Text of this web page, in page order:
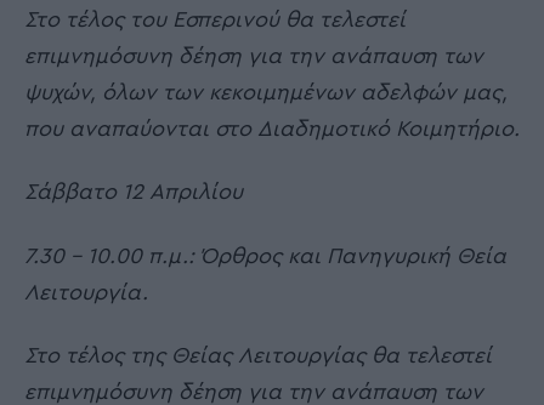
Στο τέλος του Εσπερινού θα τελεστεί
επιμνημόσυνη δέηση για την ανάπαυση των
ψυχών, όλων των κεκοιμημένων αδελφών μας,
που αναπαύονται στο Διαδημοτικό Κοιμητήριο.
Σάββατο 12 Απριλίου
7.30 – 10.00 π.μ.: Όρθρος και Πανηγυρική Θεία
Λειτουργία.
Στο τέλος της Θείας Λειτουργίας θα τελεστεί
επιμνημόσυνη δέηση για την ανάπαυση των